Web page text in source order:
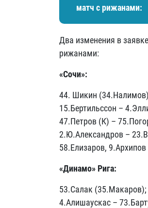
матч с рижанами:
Два изменения в
рижанами:
«Сочи»:
44. Шикин
15.Бертильссон –
47.Петров (К) –
2.Ю.Александров –
58.Елизаров,
«Динамо» Рига:
53.Салак (35.Макаров);
4.Алишаускас –